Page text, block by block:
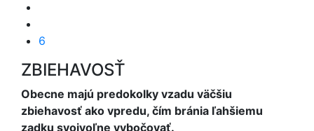
6
ZBIEHAVOSŤ
Obecne majú predokolky vzadu väčšiu
zbiehavosť ako vpredu, čím bránia ľahšiemu
zadku svojvoľne vybočovať.